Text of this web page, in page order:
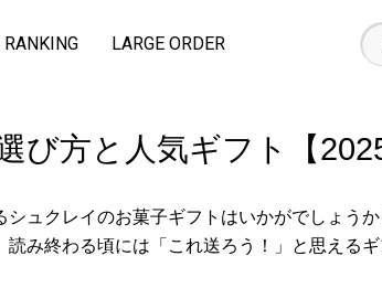
RANKING LARGE ORDER
び方と人気ギフト【2025
ュクレイのお菓子ギフトはいかがでしょう
み終わる頃には「これ送ろう！」と思えるギ